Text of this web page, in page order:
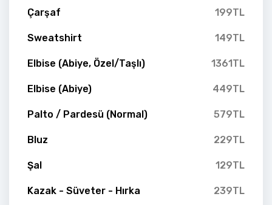
Çarşaf 199TL
Sweatshirt 149TL
Elbise (Abiye, Özel/Taşlı) 1361TL
Elbise (Abiye) 449TL
Palto / Pardesü (Normal) 579TL
Bluz 229TL
Şal 129TL
Kazak - Süveter - Hırka 239TL